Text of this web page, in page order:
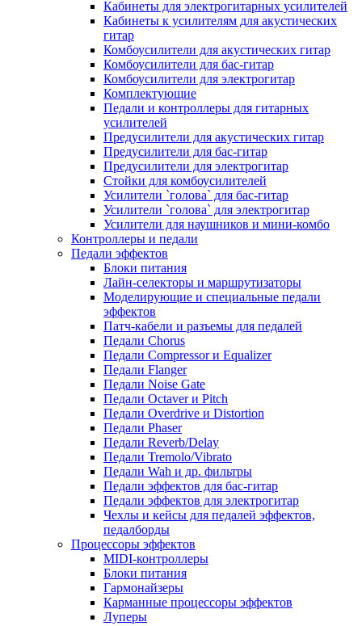
Кабинеты для электрогитарных усилителей
Кабинеты к усилителям для акустических
гитар
Комбоусилители для акустических гитар
Комбоусилители для бас-гитар
Комбоусилители для электрогитар
Комплектующие
Педали и контроллеры для гитарных
усилителей
Предусилители для акустических гитар
Предусилители для бас-гитар
Предусилители для электрогитар
Стойки для комбоусилителей
Усилители `голова` для бас-гитар
Усилители `голова` для электрогитар
Усилители для наушников и мини-комбо
Контроллеры и педали
Педали эффектов
Блоки питания
Лайн-селекторы и маршрутизаторы
Моделирующие и специальные педали
эффектов
Патч-кабели и разъемы для педалей
Педали Chorus
Педали Compressor и Equalizer
Педали Flanger
Педали Noise Gate
Педали Octaver и Pitch
Педали Overdrive и Distortion
Педали Phaser
Педали Reverb/Delay
Педали Tremolo/Vibrato
Педали Wah и др. фильтры
Педали эффектов для бас-гитар
Педали эффектов для электрогитар
Чехлы и кейсы для педалей эффектов,
педалборды
Процессоры эффектов
MIDI-контроллеры
Блоки питания
Гармонайзеры
Карманные процессоры эффектов
Луперы